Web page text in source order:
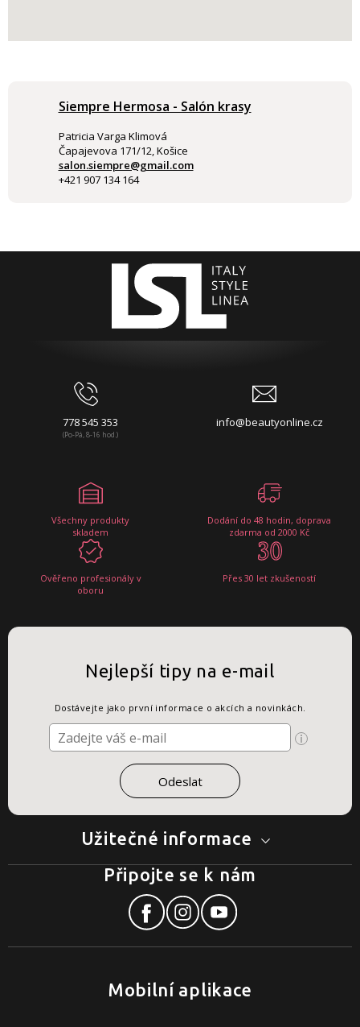
Siempre Hermosa - Salón krasy
Patricia Varga Klimová
Čapajevova 171/12, Košice
salon.siempre@gmail.com
+421 907 134 164
778 545 353
(Po-Pá, 8-16 hod.)
info@beautyonline.cz
Všechny produkty
skladem
Dodání do 48 hodin, doprava
zdarma od 2000 Kč
Ověřeno profesionály v
oboru
Přes 30 let zkušeností
Užitečné informace
Nejlepší tipy na e-mail
Dostávejte jako první informace o akcích a novinkách.
Mobilní aplikace
Připojte se k nám